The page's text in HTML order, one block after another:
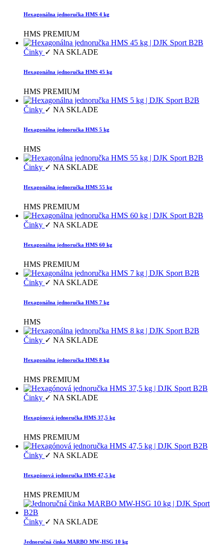
Hexagonálna jednoručka HMS 4 kg
HMS PREMIUM
Činky ✓ NA SKLADE
Hexagonálna jednoručka HMS 45 kg
HMS PREMIUM
Činky ✓ NA SKLADE
Hexagonálna jednoručka HMS 5 kg
HMS
Činky ✓ NA SKLADE
Hexagonálna jednoručka HMS 55 kg
HMS PREMIUM
Činky ✓ NA SKLADE
Hexagonálna jednoručka HMS 60 kg
HMS PREMIUM
Činky ✓ NA SKLADE
Hexagonálna jednoručka HMS 7 kg
HMS
Činky ✓ NA SKLADE
Hexagonálna jednoručka HMS 8 kg
HMS PREMIUM
Činky ✓ NA SKLADE
Hexagónová jednoručka HMS 37,5 kg
HMS PREMIUM
Činky ✓ NA SKLADE
Hexagónová jednoručka HMS 47,5 kg
HMS PREMIUM
Činky ✓ NA SKLADE
Jednoručná činka MARBO MW-HSG 10 kg